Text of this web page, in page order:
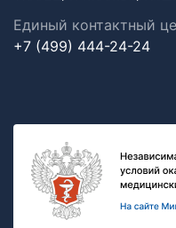
Единый контактный
+7 (499) 444-24-24